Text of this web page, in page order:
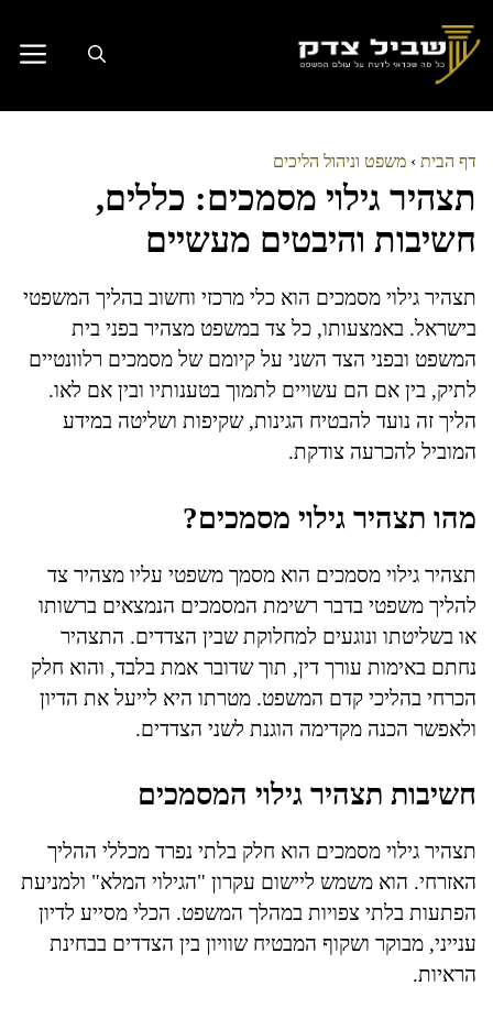
לתוכן
דף הבית › משפט וניהול הליכים
תצהיר גילוי מסמכים: כללים,
חשיבות והיבטים מעשיים
תצהיר גילוי מסמכים הוא כלי מרכזי וחשוב בהליך המשפטי
בישראל. באמצעותו, כל צד במשפט מצהיר בפני בית
המשפט ובפני הצד השני על קיומם של מסמכים רלוונטיים
לתיק, בין אם הם עשויים לתמוך בטענותיו ובין אם לאו.
הליך זה נועד להבטיח הגינות, שקיפות ושליטה במידע
המוביל להכרעה צודקת.
מהו תצהיר גילוי מסמכים?
תצהיר גילוי מסמכים הוא מסמך משפטי עליו מצהיר צד
להליך משפטי בדבר רשימת המסמכים הנמצאים ברשותו
או בשליטתו ונוגעים למחלוקת שבין הצדדים. התצהיר
נחתם באימות עורך דין, תוך שדובר אמת בלבד, והוא חלק
הכרחי בהליכי קדם המשפט. מטרתו היא לייעל את הדיון
ולאפשר הכנה מקדימה הוגנת לשני הצדדים.
חשיבות תצהיר גילוי המסמכים
תצהיר גילוי מסמכים הוא חלק בלתי נפרד מכללי ההליך
האזרחי. הוא משמש ליישום עקרון "הגילוי המלא" ולמניעת
הפתעות בלתי צפויות במהלך המשפט. הכלי מסייע לדיון
ענייני, מבוקר ושקוף המבטיח שוויון בין הצדדים בבחינת
הראיות.